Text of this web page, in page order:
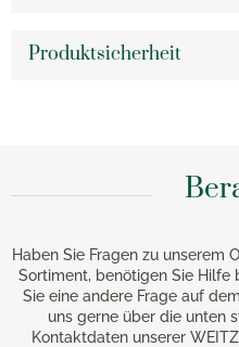
Produktsicherheit
Haben Sie Fragen zu unserem
Sortiment, benötigen Sie
Sie eine andere Frage auf
uns gerne über die unten
Kontaktdaten unserer